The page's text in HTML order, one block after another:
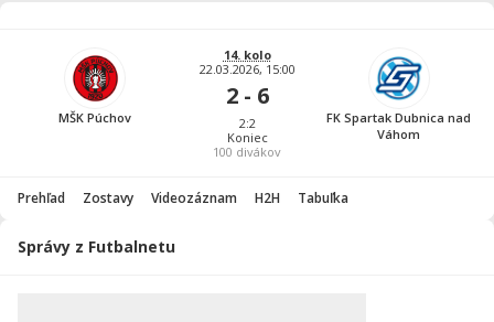
MŠK Púchov
14. kolo
22.03.2026, 15:00
2 - 6
2:2
Koniec
100 divákov
FK Spartak Dubnica nad
Váhom
Prehľad Zostavy Videozáznam H2H Tabuľka
Správy z Futbalnetu